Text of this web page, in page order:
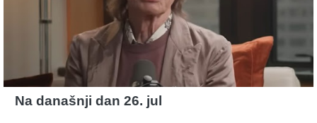
Na današnji dan 26. jul